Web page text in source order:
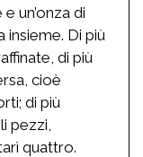
un’onza di
Di più
di più
cioè
di più
pezzi,
quattro.